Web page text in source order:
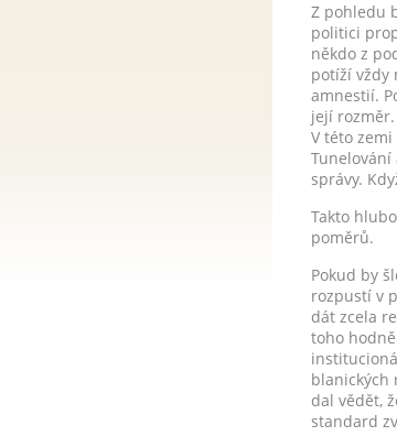
Z pohledu
politici
někdo z
potíží vždy
amnestií.
její
V této
správy.
Takto
poměrů.
Pokud by
rozpustí v
dát zcela
toho
blanických
dal vědět,
standard